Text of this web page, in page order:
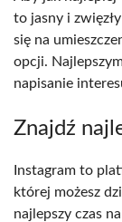
to jasny i
się na
opcji.
napisanie
Znajdź
Instagram to
której możesz
najlepszy czas